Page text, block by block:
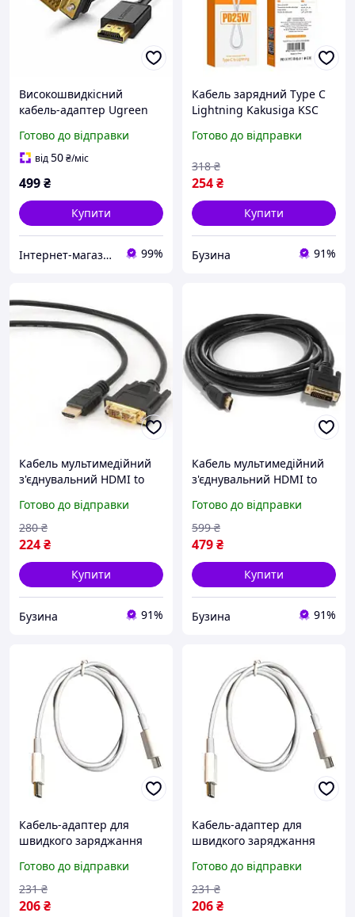
Високошвидкісний
кабель-адаптер Ugreen
двоспрямований Black
(HD106)
Готово до відправки
від50₴/міс
499₴
Купити
Інтернет-магазин електроніки та аксесуарів "Ugreen Україна" 99%
Кабель зарядний Type C
Lightning Kakusiga KSC
PD25W адаптер живлення
Готово до відправки
254₴
318 ₴
Купити
Бузина 91%
Кабель мультимедійний
з'єднувальний HDMI to
Cablexpert адаптер
кабель для підключення
buzyna
Готово до відправки
224₴
280 ₴
Купити
Бузина 91%
Кабель мультимедійний
з'єднувальний HDMI to
адаптер кабель для
підключення buzyna
Готово до відправки
479₴
599 ₴
Купити
Бузина 91%
Кабель-адаптер для
швидкого заряджання
білий
Готово до відправки
206₴
231 ₴
Кабель-адаптер для
швидкого заряджання
см, білий (831818)
Готово до відправки
206₴
231 ₴